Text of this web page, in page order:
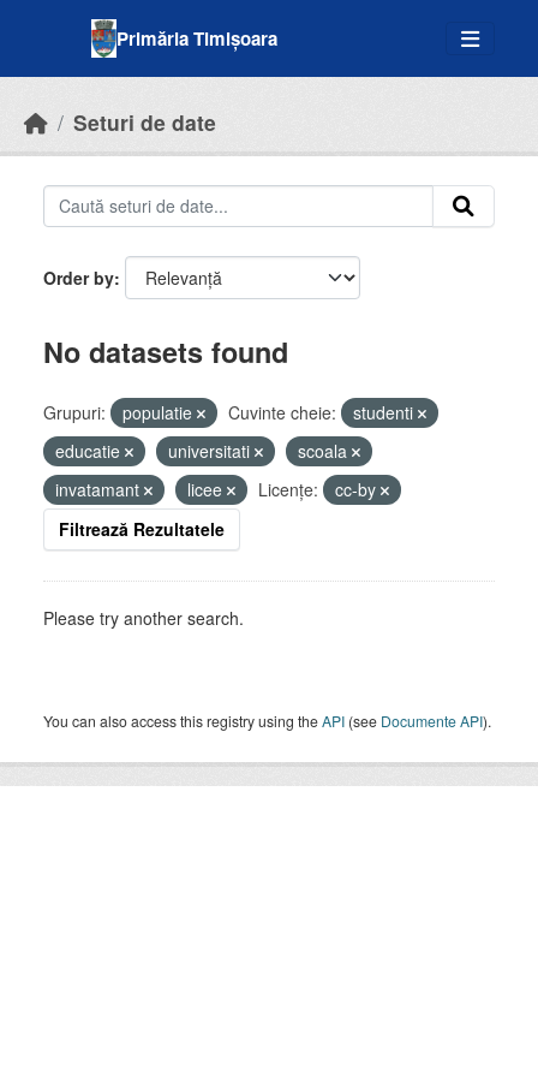
Primăria Timișoara
Seturi de date
Order by
No datasets found
Grupuri: populatie Cuvinte cheie:
studenti
educatie
universitati
scoala
invatamant
licee Licenţe:
cc-by
Filtrează Rezultatele
Please try another search.
You can also access this registry using theAPI (see Documente API).